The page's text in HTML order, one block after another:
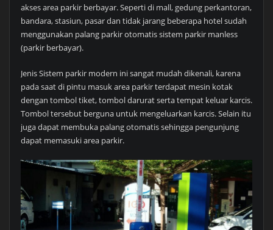
akses area parkir berbayar. Seperti di mall, gedung perkantoran,
bandara, stasiun, pasar dan tidak jarang beberapa hotel sudah
menggunakan palang parkir otomatis sistem parkir manless
(parkir berbayar).
Jenis Sistem parkir modern ini sangat mudah dikenali, karena
pada saat di pintu masuk area parkir terdapat mesin kotak
dengan tombol tiket, tombol darurat serta tempat keluar karcis.
Tombol tersebut berguna untuk mengeluarkan karcis. Selain itu
juga dapat membuka palang otomatis sehingga pengunjung
dapat memasuki area parkir.